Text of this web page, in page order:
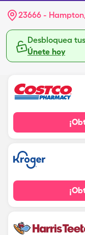
23666 -
Desbloquea
Únete hoy